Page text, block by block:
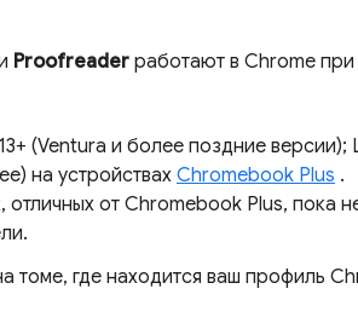
Proofreader работают в Chrome при
(Ventura и более поздние версии);
на устройствахChromebook Plus .
от Chromebook Plus, пока
томе, где находится ваш профиль